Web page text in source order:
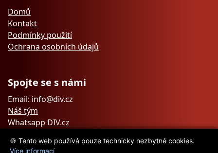
Domů
Kontakt
Podmínky použití
Ochrana osobních údajů
Spojte se s námi
Email: info@div.cz
Náš tým
Whatsapp DIV.cz
🍪 Tento web používá pouze technicky nezbytné cookies.
Více informací